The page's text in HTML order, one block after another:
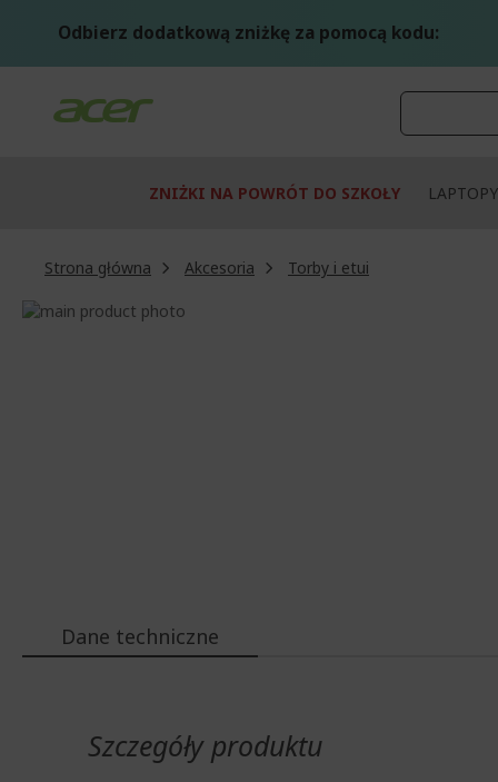
Odbierz dodatkową zniżkę za pomocą kodu:
ZNIŻKI NA POWRÓT DO SZKOŁY LAPTOPY
Strona główna Akcesoria
Torby i etui
Przejdź
Dane techniczne
Szczegóły produktu